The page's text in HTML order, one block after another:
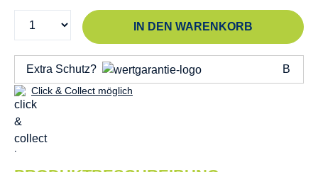
IN DEN WARENKORB
Extra Schutz?
Click & Collect möglich